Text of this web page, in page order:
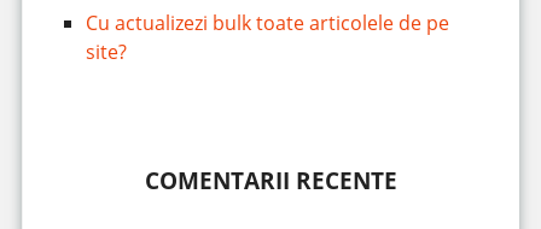
Cu actualizezi bulk toate articolele de pe
site?
COMENTARII RECENTE